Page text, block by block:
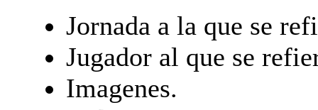
Jornada a la que se
Jugador al que se
Imagenes.